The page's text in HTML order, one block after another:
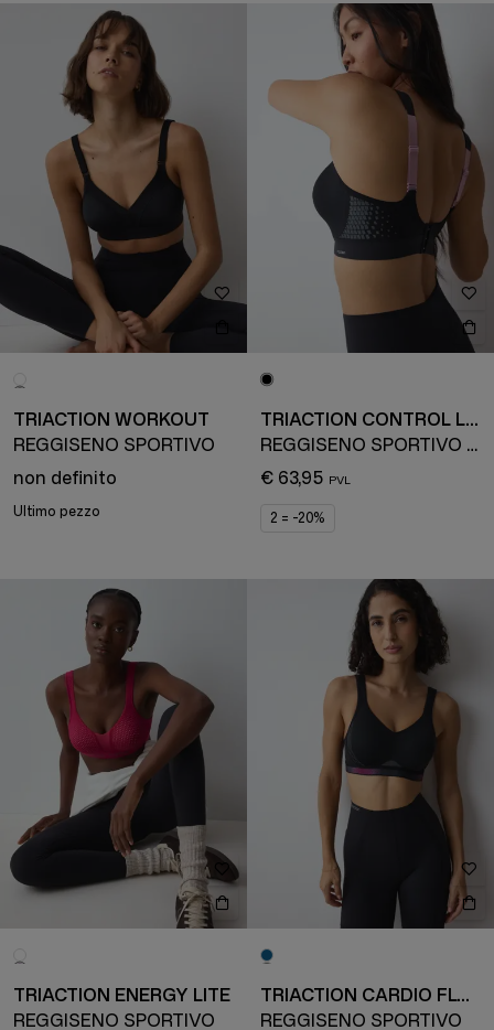
TRIACTION WORKOUT
REGGISENO SPORTIVO
non definito
Ultimo pezzo
TRIACTION CONTROL LITE
REGGISENO SPORTIVO RIDUTTORE
€ 63,95
2 = -20%
TRIACTION ENERGY LITE
REGGISENO SPORTIVO
TRIACTION CARDIO FLOW
REGGISENO SPORTIVO